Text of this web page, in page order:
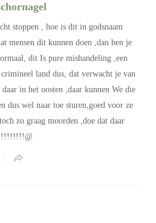
stoppen , hoe is dit in godsnaam
mensen dit kunnen doen ,dan ben je
dit Is pure mishandeling ,een
land dus, dat verwacht je van
in het oosten ,daar kunnen We die
dus wel naar toe sturen,goed voor ze
zo graag moorden ,doe dat daar
!!!!!!!!!@